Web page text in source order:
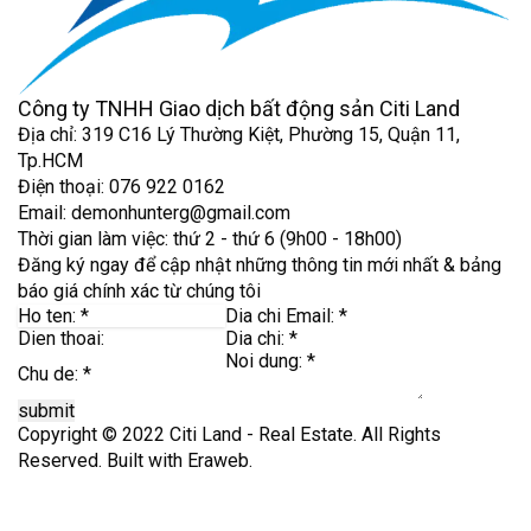
Công ty TNHH Giao dịch bất động sản Citi Land
Địa chỉ: 319 C16 Lý Thường Kiệt, Phường 15, Quận 11,
Tp.HCM
Điện thoại: 076 922 0162
Email: demonhunterg@gmail.com
Thời gian làm việc: thứ 2 - thứ 6 (9h00 - 18h00)
Đăng ký ngay để cập nhật những thông tin mới nhất & bảng
báo giá chính xác từ chúng tôi
submit
Copyright © 2022 Citi Land - Real Estate. All Rights
Reserved. Built with Eraweb.